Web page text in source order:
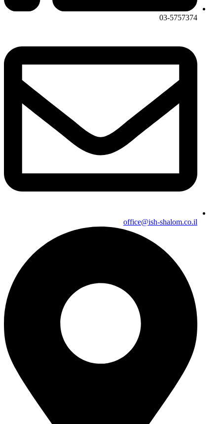
03-5757374
office@ish-shalom.co.il